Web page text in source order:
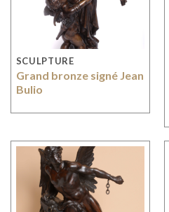
SCULPTURE
Grand bronze signé Jean
Bulio